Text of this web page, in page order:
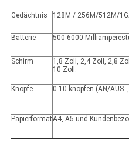
Gedächtnis 128M / 256M/512M/
Batterie 500-6000
Schirm
1,8 Zoll, 2,4 Zoll, 2,8
10 Zoll.
Knöpfe 0-10 knöpfen (AN/
PapierformatA4, A5 und